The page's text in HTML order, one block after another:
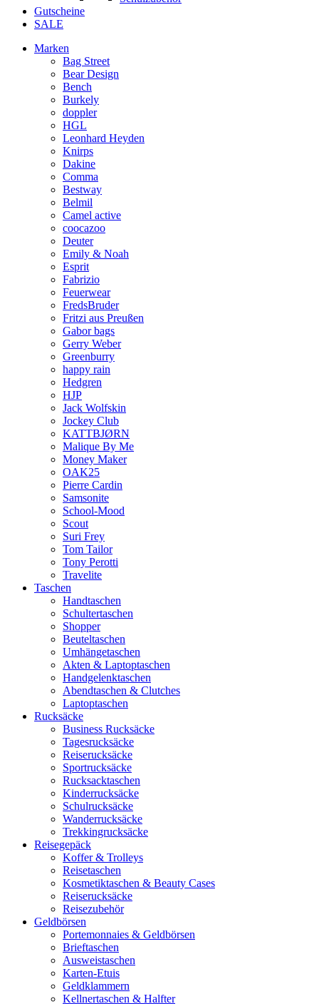
Gutscheine
SALE
Marken
Bag Street
Bear Design
Bench
Burkely
doppler
HGL
Leonhard Heyden
Knirps
Dakine
Comma
Bestway
Belmil
Camel active
coocazoo
Deuter
Emily & Noah
Esprit
Fabrizio
Feuerwear
FredsBruder
Fritzi aus Preußen
Gabor bags
Gerry Weber
Greenburry
happy rain
Hedgren
HJP
Jack Wolfskin
Jockey Club
KATTBJØRN
Malique By Me
Money Maker
OAK25
Pierre Cardin
Samsonite
School-Mood
Scout
Suri Frey
Tom Tailor
Tony Perotti
Travelite
Taschen
Handtaschen
Schultertaschen
Shopper
Beuteltaschen
Umhängetaschen
Akten & Laptoptaschen
Handgelenktaschen
Abendtaschen & Clutches
Laptoptaschen
Rucksäcke
Business Rucksäcke
Tagesrucksäcke
Reiserucksäcke
Sportrucksäcke
Rucksacktaschen
Kinderrucksäcke
Schulrucksäcke
Wanderrucksäcke
Trekkingrucksäcke
Reisegepäck
Koffer & Trolleys
Reisetaschen
Kosmetiktaschen & Beauty Cases
Reiserucksäcke
Reisezubehör
Geldbörsen
Portemonnaies & Geldbörsen
Brieftaschen
Ausweistaschen
Karten-Etuis
Geldklammern
Kellnertaschen & Halfter